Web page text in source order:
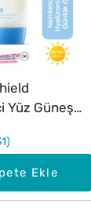
Ekle
Yüz Güneş
PA++++